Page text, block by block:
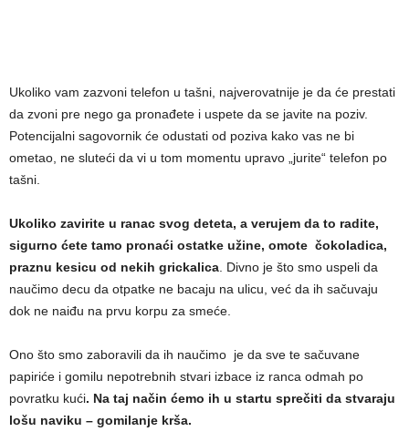
Ukoliko vam zazvoni telefon u tašni, najverovatnije je da će prestati
da zvoni pre nego ga pronađete i uspete da se javite na poziv.
Potencijalni sagovornik će odustati od poziva kako vas ne bi
ometao, ne sluteći da vi u tom momentu upravo „jurite“ telefon po
tašni.
Ukoliko zavirite u ranac svog deteta, a verujem da to radite,
sigurno ćete tamo pronaći ostatke užine, omote čokoladica,
praznu kesicu od nekih grickalica . Divno je što smo uspeli da
naučimo decu da otpatke ne bacaju na ulicu, već da ih sačuvaju
dok ne naiđu na prvu korpu za smeće.
Ono što smo zaboravili da ih naučimo je da sve te sačuvane
papiriće i gomilu nepotrebnih stvari izbace iz ranca odmah po
povratku kući. Na taj način ćemo ih u startu sprečiti da stvaraju
lošu naviku – gomilanje krša.